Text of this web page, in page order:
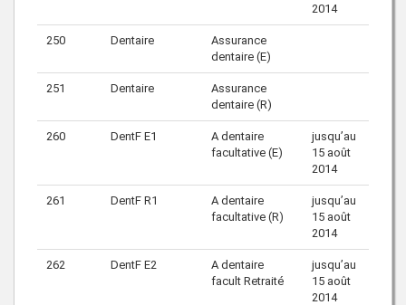
2014
250 Dentaire
Assurance
dentaire (E)
251 Dentaire
Assurance
dentaire (R)
260 DentF E1
A dentaire
facultative (E)
jusqu’au
15 août
2014
261 DentF R1
A dentaire
facultative (R)
jusqu’au
15 août
2014
262 DentF E2
A dentaire
facult Retraité
jusqu’au
15 août
2014